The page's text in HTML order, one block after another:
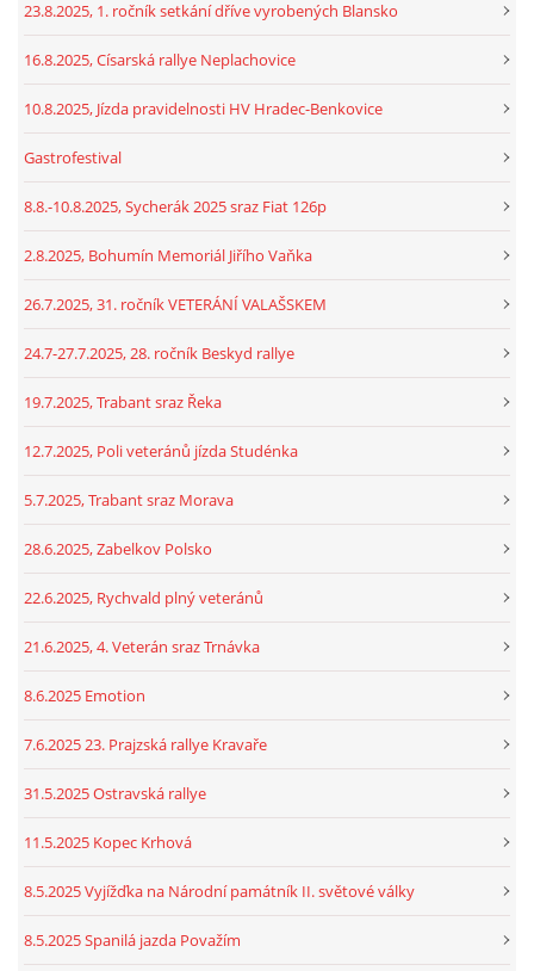
23.8.2025, 1. ročník setkání dříve vyrobených Blansko
16.8.2025, Císarská rallye Neplachovice
10.8.2025, Jízda pravidelnosti HV Hradec-Benkovice
Gastrofestival
8.8.-10.8.2025, Sycherák 2025 sraz Fiat 126p
2.8.2025, Bohumín Memoriál Jiřího Vaňka
26.7.2025, 31. ročník VETERÁNÍ VALAŠSKEM
24.7-27.7.2025, 28. ročník Beskyd rallye
19.7.2025, Trabant sraz Řeka
12.7.2025, Poli veteránů jízda Studénka
5.7.2025, Trabant sraz Morava
28.6.2025, Zabelkov Polsko
22.6.2025, Rychvald plný veteránů
21.6.2025, 4. Veterán sraz Trnávka
8.6.2025 Emotion
7.6.2025 23. Prajzská rallye Kravaře
31.5.2025 Ostravská rallye
11.5.2025 Kopec Krhová
8.5.2025 Vyjížďka na Národní památník II. světové války
8.5.2025 Spanilá jazda Považím